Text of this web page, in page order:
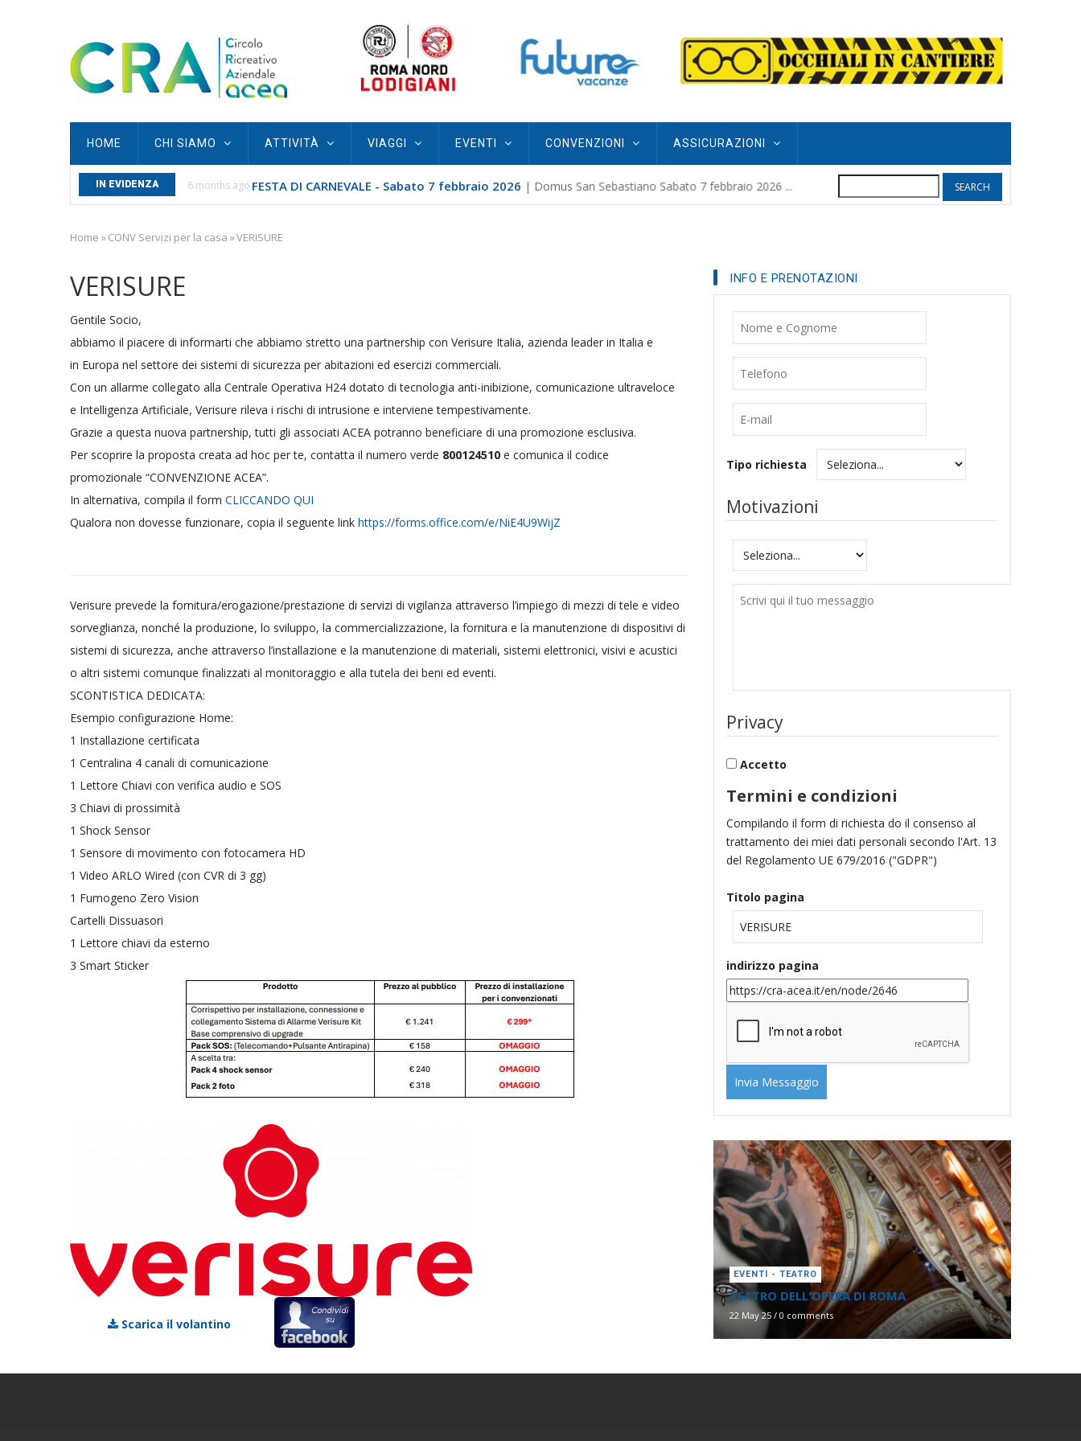
Main
navigation
HOME CHI SIAMO ATTIVITÀ VIAGGI EVENTI CONVENZIONI ASSICURAZIONI
IN EVIDENZA
SEBASTIANO... 6 months ago FESTA DI CARNEVALE - Sabato 7 febbraio 2026 | Domus San Sebastiano Sabato 7 febbraio 2026 ... 8 months agoPOGGIO GRIFO
Breadcrumb
Home »CONV Servizi per la casa »VERISURE
VERISURE
Gentile Socio,
abbiamo il piacere di informarti che abbiamo stretto una partnership con Verisure Italia, azienda leader in Italia e
in Europa nel settore dei sistemi di sicurezza per abitazioni ed esercizi commerciali.
Con un allarme collegato alla Centrale Operativa H24 dotato di tecnologia anti-inibizione, comunicazione ultraveloce
e Intelligenza Artificiale, Verisure rileva i rischi di intrusione e interviene tempestivamente.
Grazie a questa nuova partnership, tutti gli associati ACEA potranno beneficiare di una promozione esclusiva.
Per scoprire la proposta creata ad hoc per te, contatta il numero verde 800124510 e comunica il codice
promozionale “CONVENZIONE ACEA”.
In alternativa, compila il form CLICCANDO QUI
Qualora non dovesse funzionare, copia il seguente link https://forms.office.com/e/NiE4U9WijZ
Verisure prevede la fornitura/erogazione/prestazione di servizi di vigilanza attraverso l’impiego di mezzi di tele e video
sorveglianza, nonché la produzione, lo sviluppo, la commercializzazione, la fornitura e la manutenzione di dispositivi di
sistemi di sicurezza, anche attraverso l’installazione e la manutenzione di materiali, sistemi elettronici, visivi e acustici
o altri sistemi comunque finalizzati al monitoraggio e alla tutela dei beni ed eventi.
SCONTISTICA DEDICATA:
Esempio configurazione Home:
1 Installazione certificata
1 Centralina 4 canali di comunicazione
1 Lettore Chiavi con verifica audio e SOS
3 Chiavi di prossimità
1 Shock Sensor
1 Sensore di movimento con fotocamera HD
1 Video ARLO Wired (con CVR di 3 gg)
1 Fumogeno Zero Vision
Cartelli Dissuasori
1 Lettore chiavi da esterno
3 Smart Sticker
Scarica il volantino
INFO E PRENOTAZIONI
Nome
Telefono
Tipo richiesta
Motivazioni
Motivazioni
Messaggio
Privacy
Accetto
Termini e condizioni
Compilando il form di richiesta do il consenso al
trattamento dei miei dati personali secondo l'Art. 13
del Regolamento UE 679/2016 ("GDPR")
Titolo pagina
indirizzo pagina
EVENTI - TEATRO
TEATRO DELL'OPERA DI ROMA
22 May 25 / 0 comments